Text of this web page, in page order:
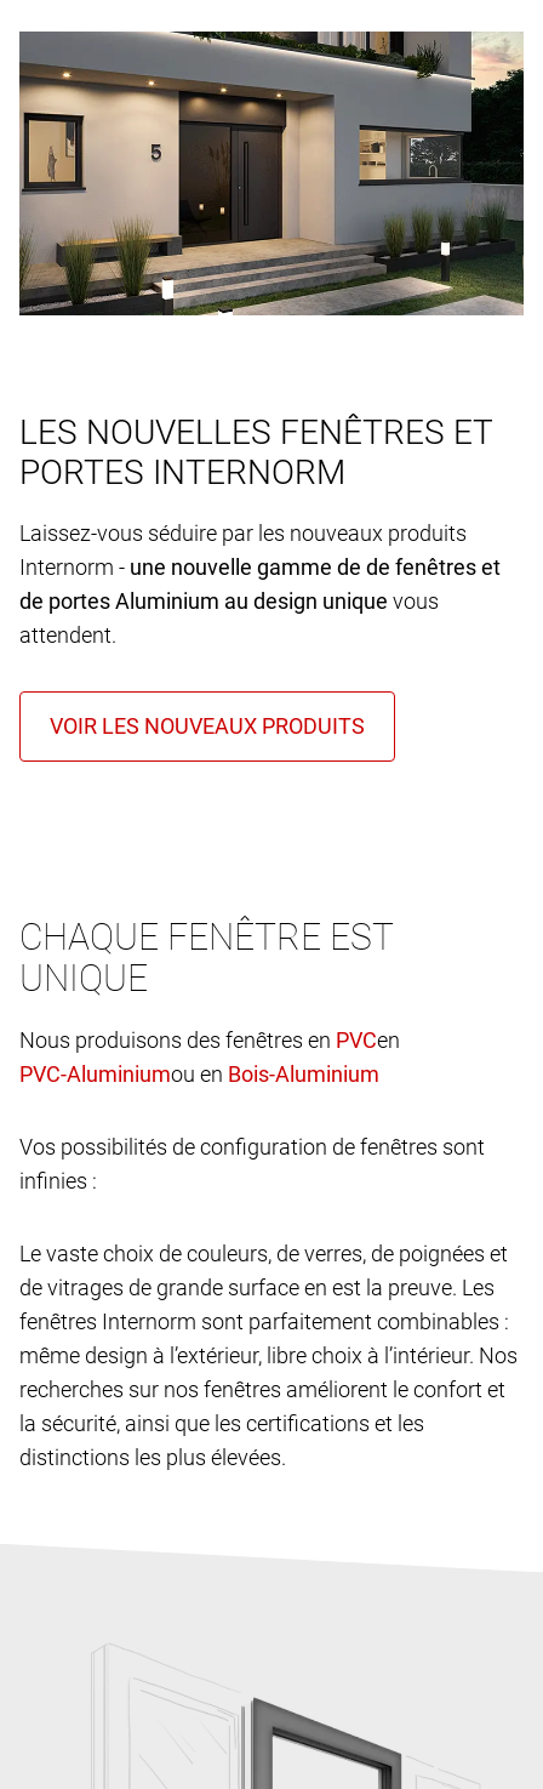
LES NOUVELLES FENÊTRES ET
PORTES INTERNORM
Laissez-vous séduire par les nouveaux produits
Internorm - une nouvelle gamme de de fenêtres et
de portes Aluminium au design unique vous
attendent.
CHAQUE FENÊTRE EST
UNIQUE
Nous produisons des fenêtres en
en
ou en
Vos possibilités de configuration de fenêtres sont
infinies :
Le vaste choix de couleurs, de verres, de poignées et
de vitrages de grande surface en est la preuve. Les
fenêtres Internorm sont parfaitement combinables :
même design à l’extérieur, libre choix à l’intérieur. Nos
recherches sur nos fenêtres améliorent le confort et
la sécurité, ainsi que les certifications et les
distinctions les plus élevées.